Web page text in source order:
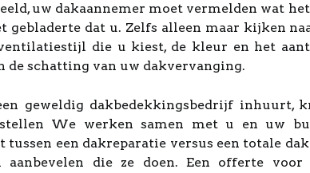
uw dakaannemer moet vermelden wat
gebladerte dat u. Zelfs alleen maar kijken
die u kiest, de kleur en het
de schatting van uw dakvervanging.
geweldig dakbedekkingsbedrijf
stellen We werken samen met u en uw
een dakreparatie versus een totale
die ze doen. Een offerte